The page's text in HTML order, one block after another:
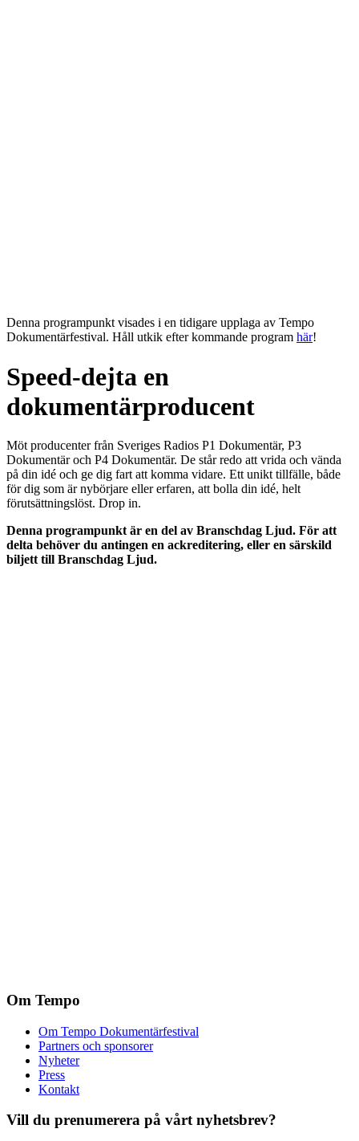
Denna programpunkt visades i en tidigare upplaga av Tempo
Dokumentärfestival. Håll utkik efter kommande program här!
Speed-dejta en
dokumentärproducent
Möt producenter från Sveriges Radios P1 Dokumentär, P3
Dokumentär och P4 Dokumentär. De står redo att vrida och vända
på din idé och ge dig fart att komma vidare. Ett unikt tillfälle, både
för dig som är nybörjare eller erfaren, att bolla din idé, helt
förutsättningslöst. Drop in.
Denna programpunkt är en del av Branschdag Ljud. För att
delta behöver du antingen en ackreditering, eller en särskild
biljett till Branschdag Ljud.
Om Tempo
Om Tempo Dokumentärfestival
Partners och sponsorer
Nyheter
Press
Kontakt
Vill du prenumerera på vårt nyhetsbrev?